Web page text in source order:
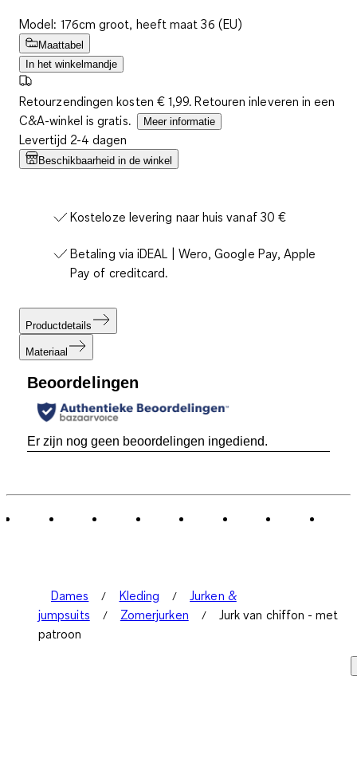
Model: 176cm groot, heeft maat 36 (EU)
Maattabel
In het winkelmandje
Retourzendingen kosten € 1,99. Retouren inleveren in een
C&A-winkel is gratis.
Meer informatie
Levertijd 2-4 dagen
Beschikbaarheid in de winkel
Kosteloze levering naar huis vanaf 30 €
Betaling via iDEAL | Wero, Google Pay, Apple
Pay of creditcard.
Productdetails
Materiaal
Beoordelingen
Er zijn nog geen beoordelingen ingediend.
Dames Kleding
Jurken &
jumpsuits
Zomerjurken
Jurk van chiffon - met
patroon